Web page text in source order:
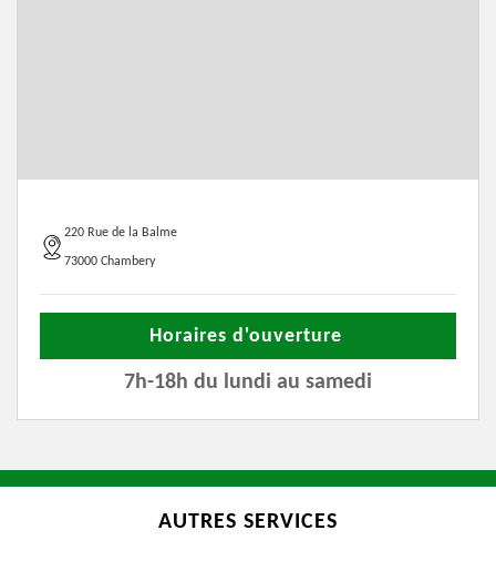
220 Rue de la Balme
73000 Chambery
Horaires d'ouverture
7h-18h du lundi au samedi
AUTRES SERVICES